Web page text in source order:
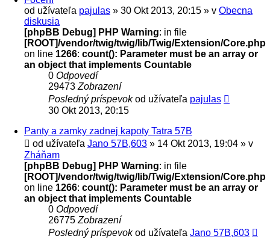
od užívateľa pajulas » 30 Okt 2013, 20:15 » v Obecna
diskusia
[phpBB Debug] PHP Warning: in file
[ROOT]/vendor/twig/twig/lib/Twig/Extension/Core.php
on line 1266: count(): Parameter must be an array or
an object that implements Countable
0 Odpovedí
29473 Zobrazení
Posledný príspevokod užívateľa pajulas
30 Okt 2013, 20:15
Panty a zamky zadnej kapoty Tatra 57B
od užívateľa Jano 57B,603 » 14 Okt 2013, 19:04 » v
Zháňam
[phpBB Debug] PHP Warning: in file
[ROOT]/vendor/twig/twig/lib/Twig/Extension/Core.php
on line 1266: count(): Parameter must be an array or
an object that implements Countable
0 Odpovedí
26775 Zobrazení
Posledný príspevokod užívateľa Jano 57B,603